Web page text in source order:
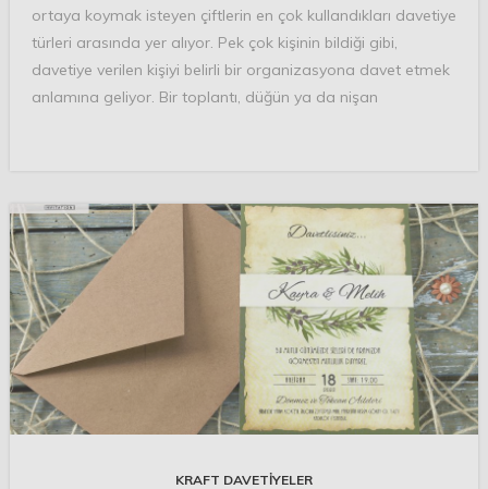
ortaya koymak isteyen çiftlerin en çok kullandıkları davetiye
türleri arasında yer alıyor. Pek çok kişinin bildiği gibi,
davetiye verilen kişiyi belirli bir organizasyona davet etmek
anlamına geliyor. Bir toplantı, düğün ya da nişan
KRAFT DAVETIYELER